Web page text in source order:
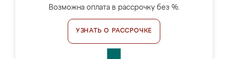
Возможна оплата в рассрочку без %.
УЗНАТЬ О РАССРОЧКЕ